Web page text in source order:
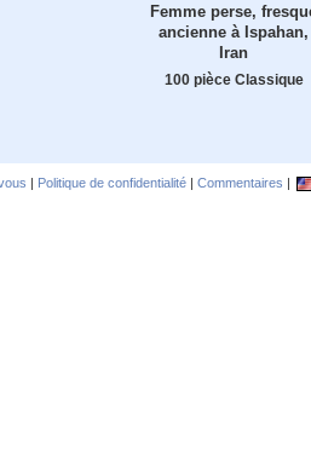
Femme perse,
ancienne à Ispahan,
Iran
100 pièce Classique
| Politique de confidentialité | Commentaires |